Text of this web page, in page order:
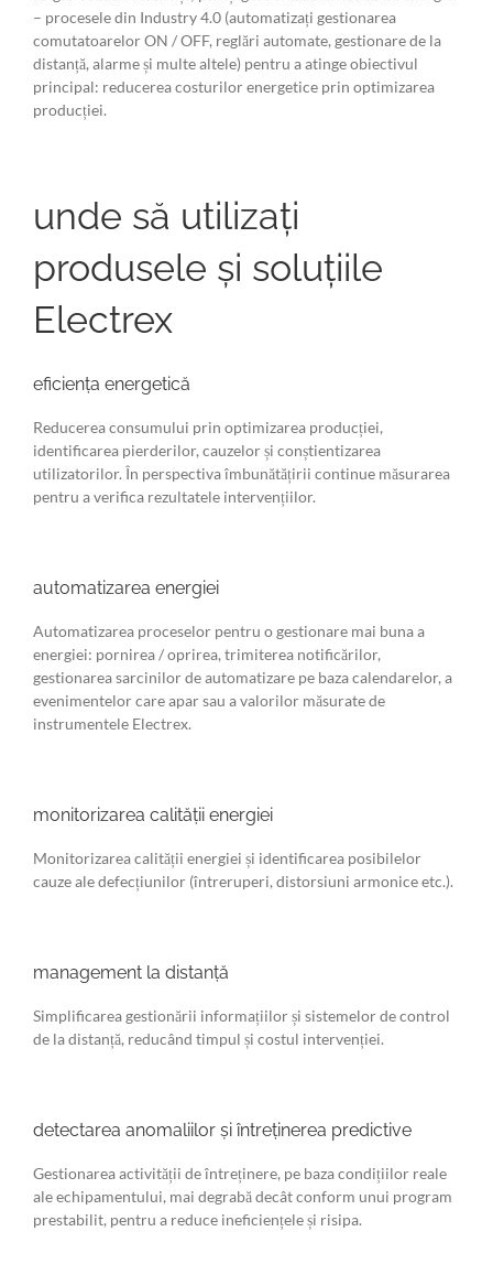
– procesele din Industry 4.0 (automatizați gestionarea
comutatoarelor ON / OFF, reglări automate, gestionare de la
distanță, alarme și multe altele) pentru a atinge obiectivul
principal: reducerea costurilor energetice prin optimizarea
producției.
unde să utilizați
produsele și soluțiile
Electrex
eficiența energetică
Reducerea consumului prin optimizarea producției,
identificarea pierderilor, cauzelor și conștientizarea
utilizatorilor. În perspectiva îmbunătățirii continue măsurarea
pentru a verifica rezultatele intervențiilor.
automatizarea energiei
Automatizarea proceselor pentru o gestionare mai buna a
energiei: pornirea / oprirea, trimiterea notificărilor,
gestionarea sarcinilor de automatizare pe baza calendarelor, a
evenimentelor care apar sau a valorilor măsurate de
instrumentele Electrex.
monitorizarea calității energiei
Monitorizarea calității energiei și identificarea posibilelor
cauze ale defecțiunilor (întreruperi, distorsiuni armonice etc.).
management la distanță
Simplificarea gestionării informațiilor și sistemelor de control
de la distanță, reducând timpul și costul intervenției.
detectarea anomaliilor și întreținerea predictive
Gestionarea activității de întreținere, pe baza condițiilor reale
ale echipamentului, mai degrabă decât conform unui program
prestabilit, pentru a reduce ineficiențele și risipa.